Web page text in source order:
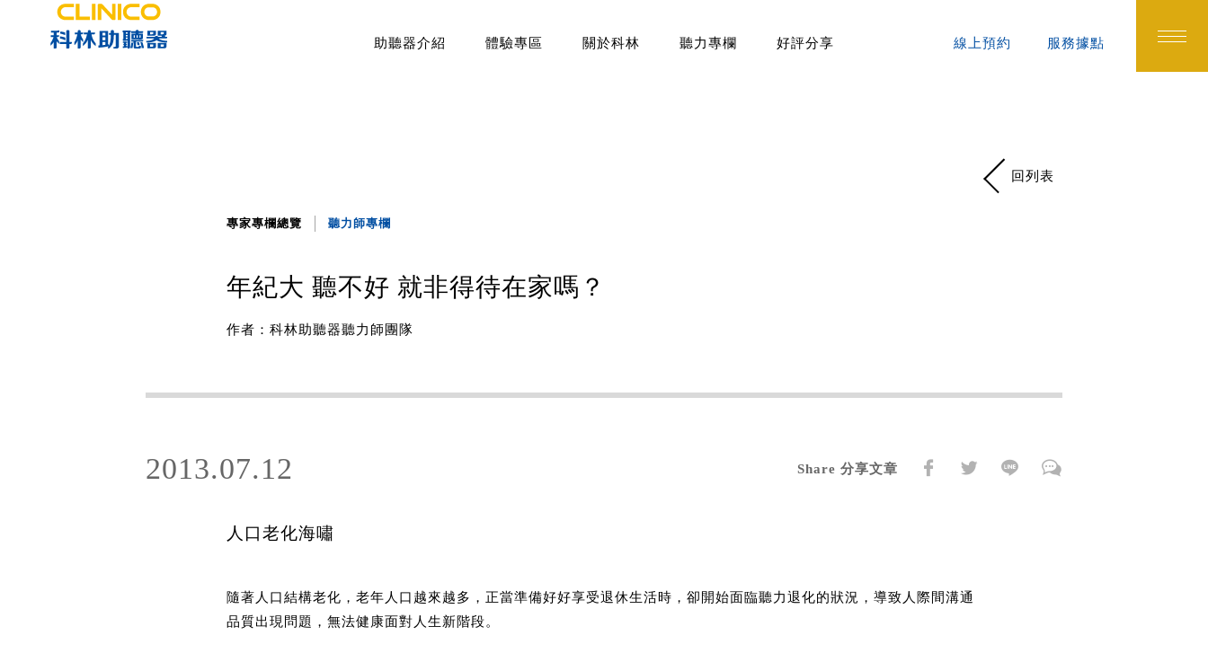
助聽器介紹 體驗專區 關於科林 聽力專欄 好評分享 線上預約 服務據點
專家專欄總覽 聽力師專欄
回列表
年紀大 聽不好 就非得待在家嗎？
作者：科林助聽器聽力師團隊
2013.07.12 Share 分享文章
人口老化海嘯
隨著人口結構老化，老年人口越來越多，正當準備好好享受退休生活時，卻開始面臨聽力退化的狀況，導致人際間溝通
品質出現問題，無法健康面對人生新階段。